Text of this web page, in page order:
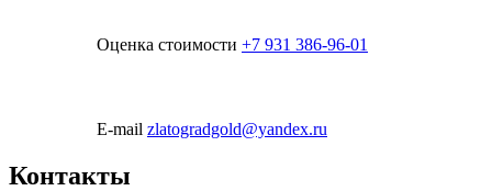
Оценка стоимости +7 931 386-96-01
E-mail zlatogradgold@yandex.ru
Контакты